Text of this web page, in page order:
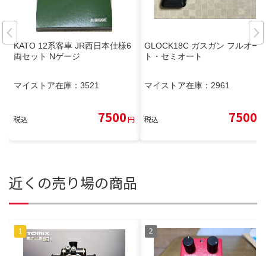
KATO 12系客車 JR西日本仕様6
両セット Nゲージ
マイストア在庫： 3521
税込 7500円
GLOCK18C ガスガン フルオー
ト・セミオート
マイストア在庫： 2961
税込 7500
近くの売り場の商品